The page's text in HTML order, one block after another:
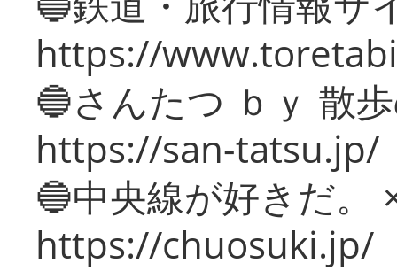
https://
🔵さんたつ ｂｙ 散
https://san-tatsu.jp/
🔵中央線が好きだ。
https://chuosuki.jp/